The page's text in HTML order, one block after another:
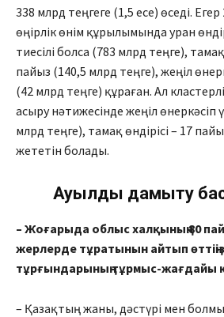
338 млрд теңгеге (1,5 есе) өседі.
өңірлік өнім құрылымында уран
тиесілі болса (783 млрд теңге), тамақ
пайыз (140,5 млрд теңге), жеңіл
(42 млрд теңге) құраған. Ал
асыру нәтижесінде жеңіл өнеркәсіп
млрд теңге), тамақ өндірісі – 17
жететін болады.
Ауылды дамыту
– Жоғарыда облыс халқының 80
жерлерде тұратынын айтып
тұрғындарының тұрмыс-жағдайы
– Қазақтың жаны, дәстүрі мен